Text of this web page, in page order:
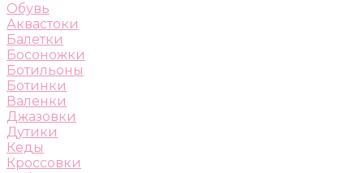
Обувь
Аквастоки
Балетки
Босоножки
Ботильоны
Ботинки
Валенки
Джазовки
Дутики
Кеды
Кроссовки